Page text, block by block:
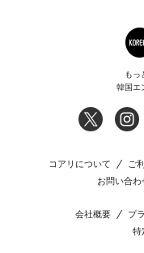
もっ
韓国エ
コアリについて ご
お問い合わ
会社概要 プ
特